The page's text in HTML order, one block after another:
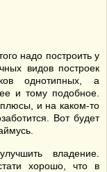
надо построить у
видов построек
однотипных, а
и тому подобное.
и на каком-то
Вот будет
владение.
хорошо, что в